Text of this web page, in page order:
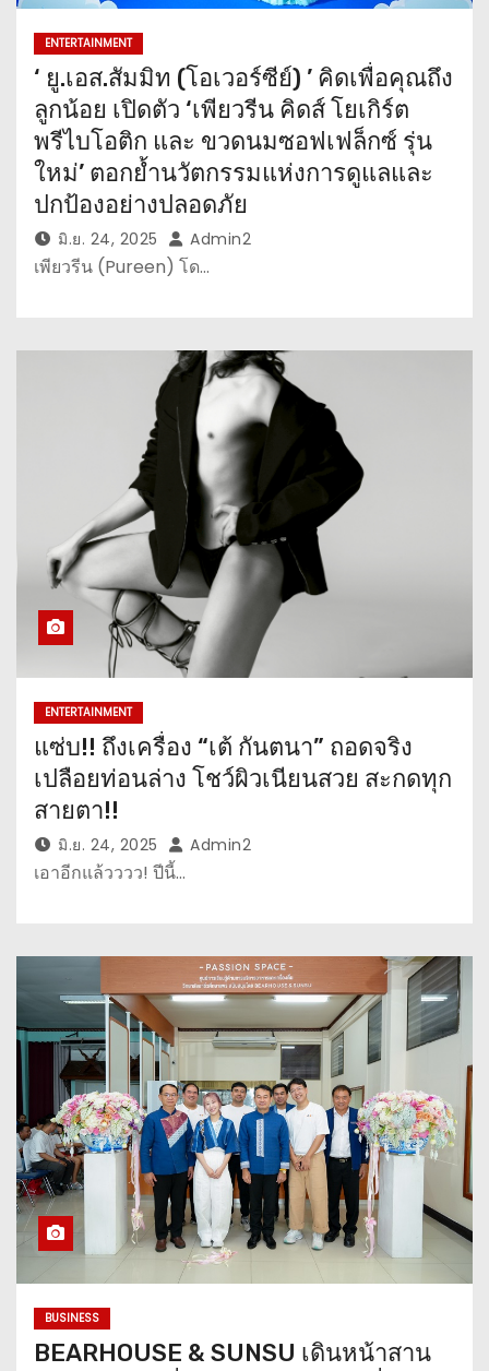
ENTERTAINMENT
‘ ยู.เอส.สัมมิท (โอเวอร์ซีย์) ’ คิดเพื่อคุณถึง
ลูกน้อย เปิดตัว ‘เพียวรีน คิดส์ โยเกิร์ต
พรีไบโอติก และ ขวดนมซอฟเฟล็กซ์ รุ่น
ใหม่’ ตอกย้ำนวัตกรรมแห่งการดูแลและ
ปกป้องอย่างปลอดภัย
มิ.ย. 24, 2025 Admin2
เพียวรีน (Pureen) โด…
ENTERTAINMENT
แซ่บ!! ถึงเครื่อง “เต้ กันตนา” ถอดจริง
เปลือยท่อนล่าง โชว์ผิวเนียนสวย สะกดทุก
สายตา!!
มิ.ย. 24, 2025 Admin2
เอาอีกแล้วววว! ปีนี้…
BUSINESS
BEARHOUSE & SUNSU เดินหน้าสาน